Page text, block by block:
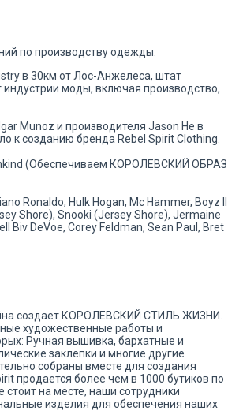
по производству одежды.
в 30км от Лос-Анжелеса, штат
моды, включая производство,
Munoz и производителя Jason He в
к созданию бренда Rebel Spirit Clothing.
(Обеспечиваем КОРОЛЕВСКИЙ ОБРАЗ
Ronaldo, Hulk Hogan, Mc Hammer, Boyz II
Shore), Snooki (Jersey Shore), Jermaine
Biv DeVoe, Corey Feldman, Sean Paul, Bret
создает КОРОЛЕВСКИЙ СТИЛЬ ЖИЗНИ.
художественные работы и
Ручная вышивка, бархатные и
заклепки и многие другие
собраны вместе для создания
продается более чем в 1000 бутиков по
на месте, наши сотрудники
изделия для обеспечения наших